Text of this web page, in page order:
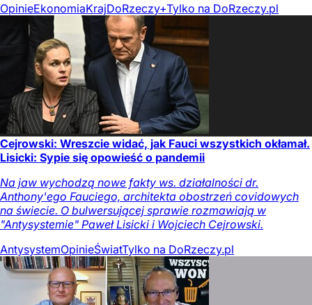
OpinieEkonomiaKrajDoRzeczy+Tylko na DoRzeczy.pl
Cejrowski: Wreszcie widać, jak Fauci wszystkich okłamał.
Lisicki: Sypie się opowieść o pandemii
Na jaw wychodzą nowe fakty ws. działalności dr.
Anthony'ego Fauciego, architekta obostrzeń covidowych
na świecie. O bulwersującej sprawie rozmawiają w
"Antysystemie" Paweł Lisicki i Wojciech Cejrowski.
AntysystemOpinieŚwiatTylko na DoRzeczy.pl